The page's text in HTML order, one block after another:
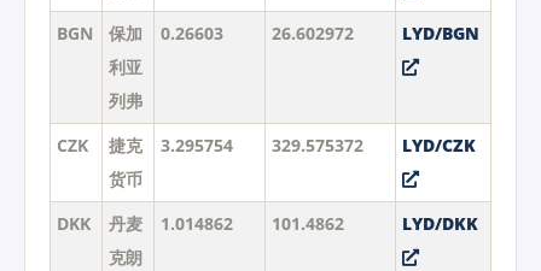
BGN
保加
利亚
列弗
0.26603 26.602972 LYD/BGN
CZK
捷克
货币
3.295754 329.575372 LYD/CZK
DKK
丹麦
克朗
1.014862 101.4862 LYD/DKK